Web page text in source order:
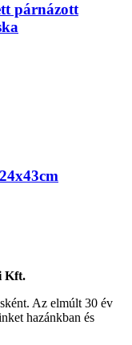
párnázott
Kft.
Az elmúlt 30 év
hazánkban és